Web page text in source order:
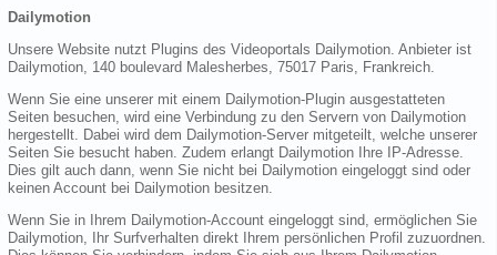
Dailymotion
Unsere Website nutzt Plugins des Videoportals Dailymotion. Anbieter ist
Dailymotion, 140 boulevard Malesherbes, 75017 Paris, Frankreich.
Wenn Sie eine unserer mit einem Dailymotion-Plugin ausgestatteten
Seiten besuchen, wird eine Verbindung zu den Servern von Dailymotion
hergestellt. Dabei wird dem Dailymotion-Server mitgeteilt, welche unserer
Seiten Sie besucht haben. Zudem erlangt Dailymotion Ihre IP-Adresse.
Dies gilt auch dann, wenn Sie nicht bei Dailymotion eingeloggt sind oder
keinen Account bei Dailymotion besitzen.
Wenn Sie in Ihrem Dailymotion-Account eingeloggt sind, ermöglichen Sie
Dailymotion, Ihr Surfverhalten direkt Ihrem persönlichen Profil zuzuordnen.